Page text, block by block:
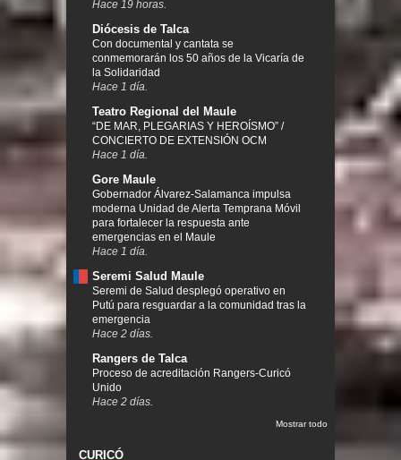
Hace 19 horas.
Diócesis de Talca
Con documental y cantata se
conmemorarán los 50 años de la Vicaría de
la Solidaridad
Hace 1 día.
Teatro Regional del Maule
“DE MAR, PLEGARIAS Y HEROÍSMO” /
CONCIERTO DE EXTENSIÓN OCM
Hace 1 día.
Gore Maule
Gobernador Álvarez-Salamanca impulsa
moderna Unidad de Alerta Temprana Móvil
para fortalecer la respuesta ante
emergencias en el Maule
Hace 1 día.
Seremi Salud Maule
Seremi de Salud desplegó operativo en
Putú para resguardar a la comunidad tras la
emergencia
Hace 2 días.
Rangers de Talca
Proceso de acreditación Rangers-Curicó
Unido
Hace 2 días.
Mostrar todo
CURICÓ